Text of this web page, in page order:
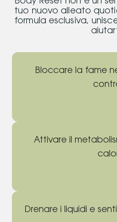
tuo nuovo alleato
formula esclusiva,
Bloccare la fame
Attivare il
Drenare i liquidi e